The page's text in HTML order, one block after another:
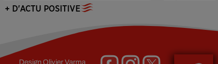
+ D'ACTU POSITIVE
DesignOlivier Varma